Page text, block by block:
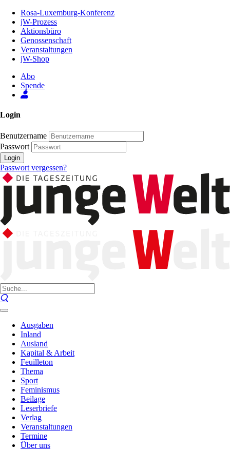
Inhalt
Seite
Rosa-Luxemburg-Konferenz
jW-Prozess
Aktionsbüro
Genossenschaft
Veranstaltungen
jW-Shop
Abo
Spende
Login
Benutzername
Passwort
Login
Passwort vergessen?
Ausgaben
Inland
Ausland
Kapital & Arbeit
Feuilleton
Thema
Sport
Feminismus
Beilage
Leserbriefe
Verlag
Veranstaltungen
Termine
Über uns